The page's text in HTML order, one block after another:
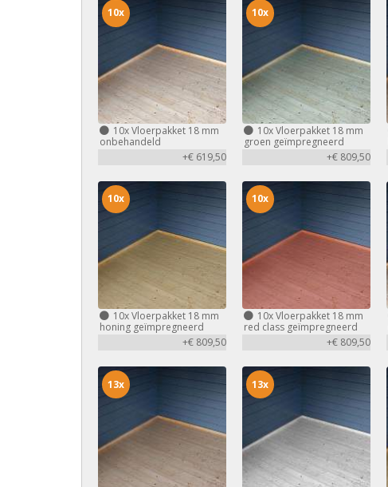
10xVloerpakket 18 mm
onbehandeld
+€ 619,50
10x
10xVloerpakket 18 mm
groen geïmpregneerd
+€ 809,50
10x
10xVloerpakket 18 mm
honing geïmpregneerd
+€ 809,50
10x
10xVloerpakket 18 mm
red class geïmpregneerd
+€ 809,50
10x
13x 13x